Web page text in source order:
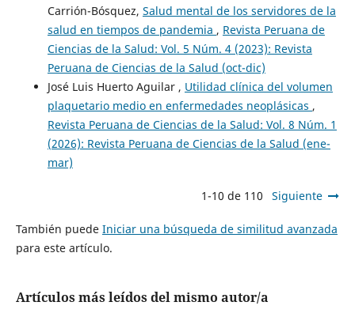
Carrión-Bósquez, Salud mental de los servidores de la
salud en tiempos de pandemia , Revista Peruana de
Ciencias de la Salud: Vol. 5 Núm. 4 (2023): Revista
Peruana de Ciencias de la Salud (oct-dic)
José Luis Huerto Aguilar , Utilidad clínica del volumen
plaquetario medio en enfermedades neoplásicas ,
Revista Peruana de Ciencias de la Salud: Vol. 8 Núm. 1
(2026): Revista Peruana de Ciencias de la Salud (ene-
mar)
1-10 de 110 Siguiente
También puede Iniciar una búsqueda de similitud avanzada
para este artículo.
Artículos más leídos del mismo autor/a